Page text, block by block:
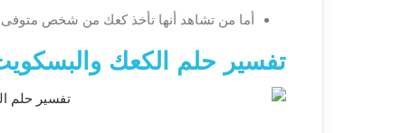
أما من تشاهد أنها تأخذ كعك من شخص متوفى
تفسير حلم الكعك